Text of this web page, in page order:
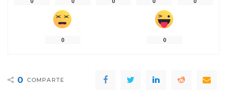
0 0
0 COMPARTE